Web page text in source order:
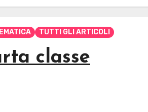
TUTTI GLI ARTICOLI
classe